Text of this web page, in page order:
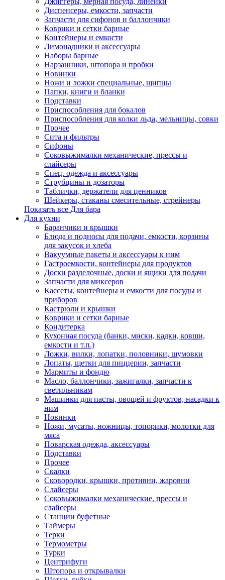
Диспенсеры, емкости, запчасти
Запчасти для сифонов и баллончики
Коврики и сетки барные
Контейнеры и емкости
Лимонадники и аксессуары
Наборы барные
Нарзанники, штопора и пробки
Новинки
Ножи и ложки специальные, щипцы
Папки, книги и бланки
Подставки
Приспособления для бокалов
Приспособления для колки льда, мельницы, совки
Прочее
Сита и фильтры
Сифоны
Соковыжималки механические, прессы и
слайсеры
Спец. одежда и аксессуары
Струбцины и дозаторы
Таблички, держатели для ценников
Шейкеры, стаканы смесительные, стрейнеры
Показать все Для бара
Для кухни
Баранчики и крышки
Блюда и подносы для подачи, емкости, корзины
для закусок и хлеба
Вакуумные пакеты и аксессуары к ним
Гастроемкости, контейнеры для продуктов
Доски разделочные, доски и ящики для подачи
Запчасти для миксеров
Кассеты, контейнеры и емкости для посуды и
приборов
Кастрюли и крышки
Коврики и сетки барные
Кондитерка
Кухонная посуда (банки, миски, кадки, ковши,
емкости и т.п.)
Ложки, вилки, лопатки, половники, шумовки
Лопаты, щетки для пиццерии, запчасти
Мармиты и фондю
Масло, баллончики, зажигалки, запчасти к
светильникам
Машинки для пасты, овощей и фруктов, насадки к
ним
Новинки
Ножи, мусаты, ножницы, топорики, молотки для
мяса
Поварская одежда, аксессуары
Подставки
Прочее
Скалки
Сковородки, крышки, противни, жаровни
Слайсеры
Соковыжималки механические, прессы и
слайсеры
Станции буфетные
Таймеры
Терки
Термометры
Турки
Центрифуги
Штопора и открывалки